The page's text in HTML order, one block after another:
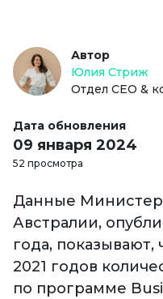
Автор
Юлия Стриж
Отдел СЕО &
Дата обновления
09 января 2024
52 просмотра
Данные
Австралии,
года, показывают,
2021 годов
по программе